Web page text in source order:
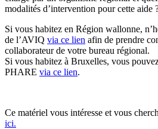
modalités d’intervention pour cette aide
Si vous habitez en Région wallonne,
de l’AVIQ via ce lien afin de prendre
collaborateur de votre bureau régional.
Si vous habitez à Bruxelles, vous
PHARE via ce lien.
Ce matériel vous intéresse et vous
ici.